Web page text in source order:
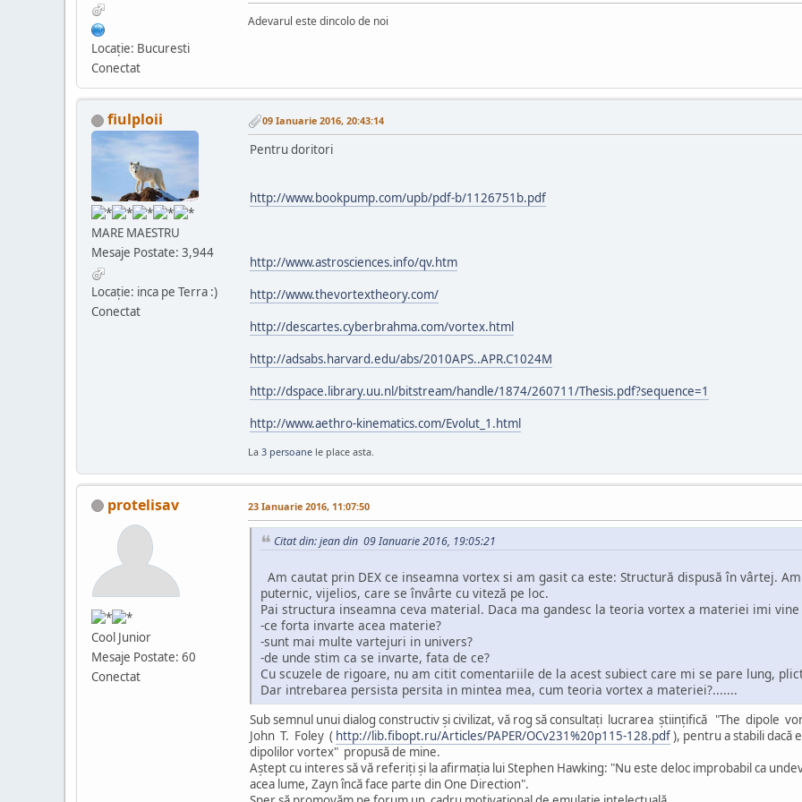
Locaţie: Bucuresti
Conectat
Adevarul este dincolo de noi
fiulploii
MARE MAESTRU
Mesaje Postate: 3,944
Locaţie: inca pe Terra :)
Conectat
09 Ianuarie 2016, 20:43:14
Pentru doritori
http://www.bookpump.com/upb/pdf-b/1126751b.pdf
http://www.astrosciences.info/qv.htm
http://www.thevortextheory.com/
http://descartes.cyberbrahma.com/vortex.html
http://adsabs.harvard.edu/abs/2010APS..APR.C1024M
http://dspace.library.uu.nl/bitstream/handle/1874/260711/Thesis.pdf?sequence=1
http://www.aethro-kinematics.com/Evolut_1.html
La 3 persoane le place asta.
protelisav
Cool Junior
Mesaje Postate: 60
Conectat
23 Ianuarie 2016, 11:07:50
Citat din: jean din 09 Ianuarie 2016, 19:05:21
Am cautat prin DEX ce inseamna vortex si am gasit ca este: Structură dispusă în vârtej.
puternic, vijelios, care se învârte cu viteză pe loc.
Pai structura inseamna ceva material. Daca ma gandesc la teoria vortex a materiei imi
-ce forta invarte acea materie?
-sunt mai multe vartejuri in univers?
-de unde stim ca se invarte, fata de ce?
Cu scuzele de rigoare, nu am citit comentariile de la acest subiect care mi se pare lung,
Dar intrebarea persista persita in mintea mea, cum teoria vortex a materiei?.......
Sub semnul unui dialog constructiv şi civilizat, vă rog să consultaţi lucrarea ştiinţifică "The dipole
John T. Foley ( http://lib.fibopt.ru/Articles/PAPER/OCv231%20p115-128.pdf), pentru a stabili dacă
dipolilor vortex" propusă de mine.
Aştept cu interes să vă referiţi şi la afirmaţia lui Stephen Hawking: "Nu este deloc improbabil ca
acea lume, Zayn încă face parte din One Direction".